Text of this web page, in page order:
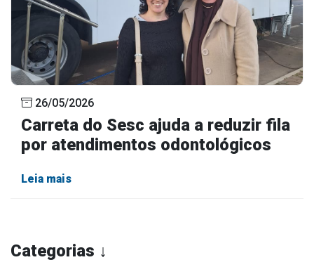
Categorias ↓
26/05/2026
Carreta do Sesc ajuda a reduzir fila
por atendimentos odontológicos
Leia mais